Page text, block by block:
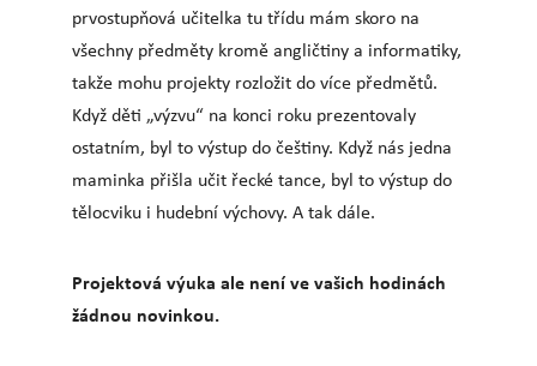
prvostupňová učitelka tu třídu mám skoro na
všechny předměty kromě angličtiny a informatiky,
takže mohu projekty rozložit do více předmětů.
Když děti „výzvu“ na konci roku prezentovaly
ostatním, byl to výstup do češtiny. Když nás jedna
maminka přišla učit řecké tance, byl to výstup do
tělocviku i hudební výchovy. A tak dále.
Projektová výuka ale není ve vašich hodinách
žádnou novinkou.